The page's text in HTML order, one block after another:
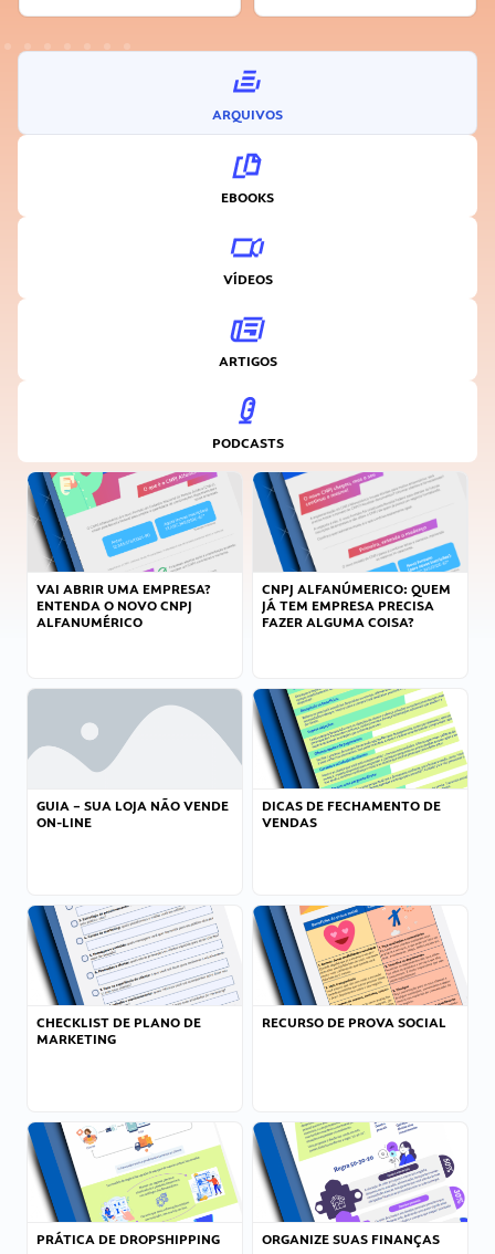
ARQUIVOS
EBOOKS
VÍDEOS
ARTIGOS
PODCASTS
VAI ABRIR UMA EMPRESA?
ENTENDA O NOVO CNPJ
ALFANUMÉRICO
CNPJ ALFANÚMERICO: QUEM
JÁ TEM EMPRESA PRECISA
FAZER ALGUMA COISA?
GUIA – SUA LOJA NÃO VENDE
ON-LINE
DICAS DE FECHAMENTO DE
VENDAS
CHECKLIST DE PLANO DE
MARKETING
RECURSO DE PROVA SOCIAL
PRÁTICA DE DROPSHIPPING ORGANIZE SUAS FINANÇAS